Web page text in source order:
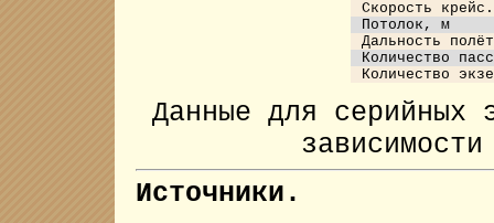
Скорость
Потолок, м
Дальность
Количество
Количество
Данные для серийных
Источники.